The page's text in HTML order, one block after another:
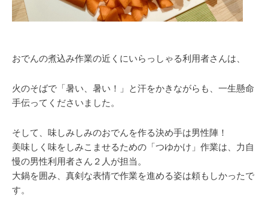
おでんの煮込み作業の近くにいらっしゃる利用者さんは、
火のそばで「暑い、暑い！」と汗をかきながらも、一生懸命
手伝ってくださいました。
そして、味しみしみのおでんを作る決め手は男性陣！
美味しく味をしみこませるための「つゆかけ」作業は、力自
慢の男性利用者さん２人が担当。
大鍋を囲み、真剣な表情で作業を進める姿は頼もしかったで
す。